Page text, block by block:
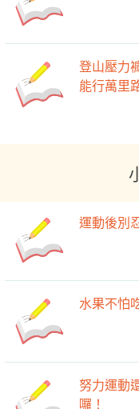
登山壓力
能行萬里
運動後別
水果不怕
努力運動
囉！